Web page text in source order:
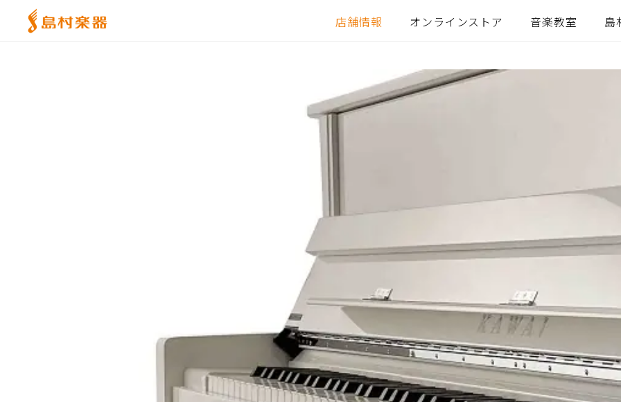
店舗情報 オンラインストア 音楽教室 島